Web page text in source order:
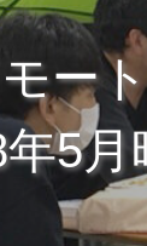
テム開発
ー
5月